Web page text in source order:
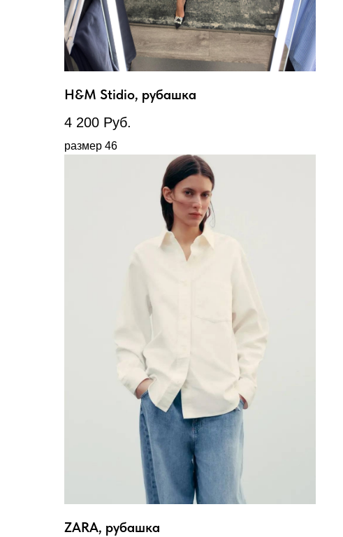
H&M Stidio, рубашка
4 200 Руб.
размер 46
ZARA, рубашка